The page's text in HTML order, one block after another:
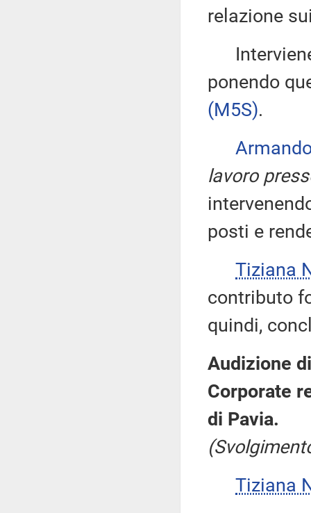
relazione
Interviene
ponendo
(M5S).
lavoro
posti e
Tiziana
contributo
quindi,
Audizione
Corporate
di Pavia.
Tiziana